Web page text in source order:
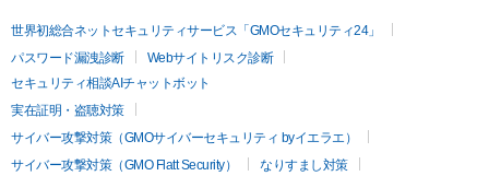
世界初総合ネットセキュリティサービス「GMOセキュリティ24」
パスワード漏洩診断
Webサイトリスク診断
セキュリティ相談AIチャットボット
実在証明・盗聴対策
サイバー攻撃対策（GMOサイバーセキュリティ byイエラエ）
サイバー攻撃対策（GMO Flatt Security）
なりすまし対策